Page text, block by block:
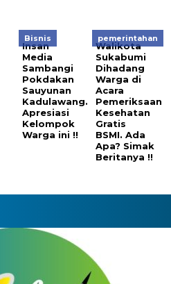
Bisnis
Insan
Media
Sambangi
Pokdakan
Sauyunan
Kadulawang.
Apresiasi
Kelompok
Warga ini !!
pemerintahan
Walikota
Sukabumi
Dihadang
Warga di
Acara
Pemeriksaan
Kesehatan
Gratis
BSMI. Ada
Apa? Simak
Beritanya !!